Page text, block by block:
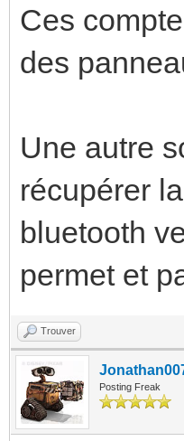
Ces
des
Une autre
récupérer
bluetooth
permet et
Trouver
Posting Freak